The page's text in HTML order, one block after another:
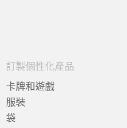
訂製個性化產品
卡牌和遊戲
服裝
袋